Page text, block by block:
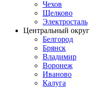
Чехов
Щелково
Электросталь
Центральный округ
Белгород
Брянск
Владимир
Воронеж
Иваново
Калуга